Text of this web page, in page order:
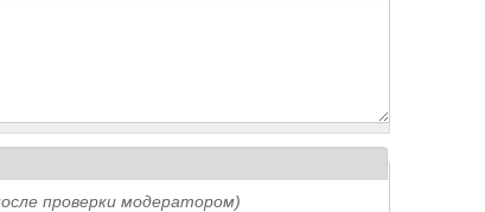
проверки модератором)